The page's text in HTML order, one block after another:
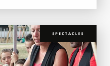
SPECTACLES